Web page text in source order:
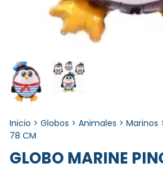
Inicio > Globos > Animales > Marinos
78 CM
GLOBO MARINE